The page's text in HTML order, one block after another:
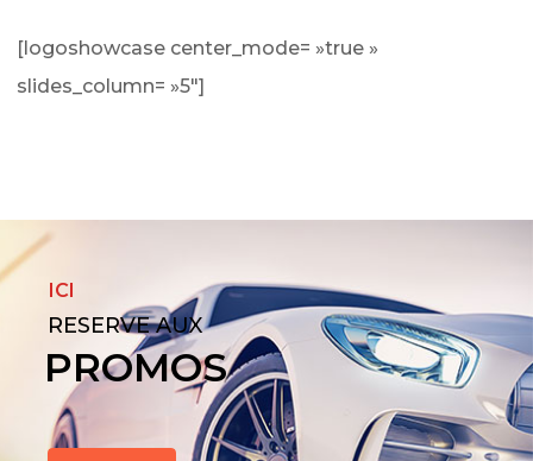
[logoshowcase center_mode= »true »
slides_column= »5″]
ICI
RESERVE AUX
PROMOS